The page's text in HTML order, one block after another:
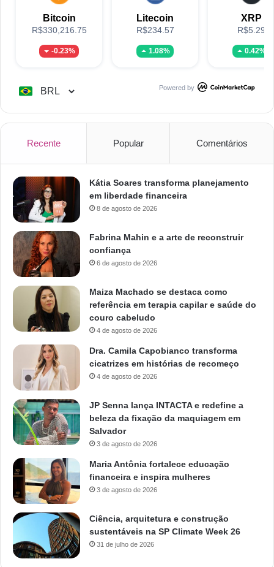
Bitcoin
R$330,216.75
-0.23%
Litecoin
R$234.57
1.08%
XRP
R$5.29
0.42%
Powered by
Recente Popular Comentários
Kátia Soares transforma planejamento
em liberdade financeira
8 de agosto de 2026
Fabrina Mahin e a arte de reconstruir
confiança
6 de agosto de 2026
Maiza Machado se destaca como
referência em terapia capilar e saúde do
couro cabeludo
4 de agosto de 2026
Dra. Camila Capobianco transforma
cicatrizes em histórias de recomeço
4 de agosto de 2026
JP Senna lança INTACTA e redefine a
beleza da fixação da maquiagem em
Salvador
3 de agosto de 2026
Maria Antônia fortalece educação
financeira e inspira mulheres
3 de agosto de 2026
Ciência, arquitetura e construção
sustentáveis na SP Climate Week 26
31 de julho de 2026